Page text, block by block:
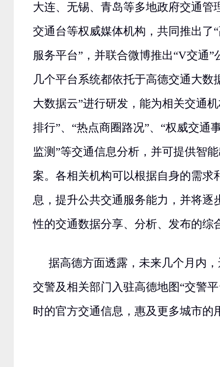
大连、无锡、青岛等多地政府交通管
交通台等权威媒体机构，共同推出了
服务平台”，并联合微博推出“V交通”
几个平台系统都依托于高德交通大数
大数据云”进行研发，能为相关交通
排行”、“热点商圈路况”、“权威交通
监测”等交通信息分析，并可提供智
案。各相关机构可以根据自身的需求
息，提升公共交通服务能力，并将逐
性的交通数据分享、分析、发布的综
据高德方面透露，未来几个月内
交警及相关部门入驻高德地图“交警
时的官方交通信息，惠及更多城市的